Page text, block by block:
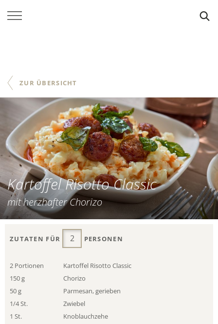
ZUR ÜBERSICHT
Kartoffel Risotto Classic
mit herzhafter Chorizo
ZUTATEN FÜR PERSONEN
2 Portionen
Kartoffel Risotto Classic
150 g
Chorizo
50 g
Parmesan, gerieben
1/4 St.
Zwiebel
1 St.
Knoblauchzehe